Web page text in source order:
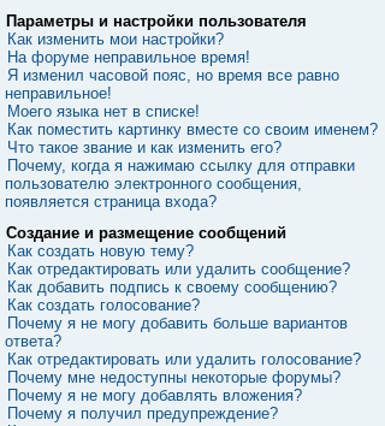
Параметры и настройки пользователя
Как изменить мои настройки?
На форуме неправильное время!
Я изменил часовой пояс, но время все равно
неправильное!
Моего языка нет в списке!
Как поместить картинку вместе со своим именем?
Что такое звание и как изменить его?
Почему, когда я нажимаю ссылку для отправки
пользователю электронного сообщения,
появляется страница входа?
Создание и размещение сообщений
Как создать новую тему?
Как отредактировать или удалить сообщение?
Как добавить подпись к своему сообщению?
Как создать голосование?
Почему я не могу добавить больше вариантов
ответа?
Как отредактировать или удалить голосование?
Почему мне недоступны некоторые форумы?
Почему я не могу добавлять вложения?
Почему я получил предупреждение?